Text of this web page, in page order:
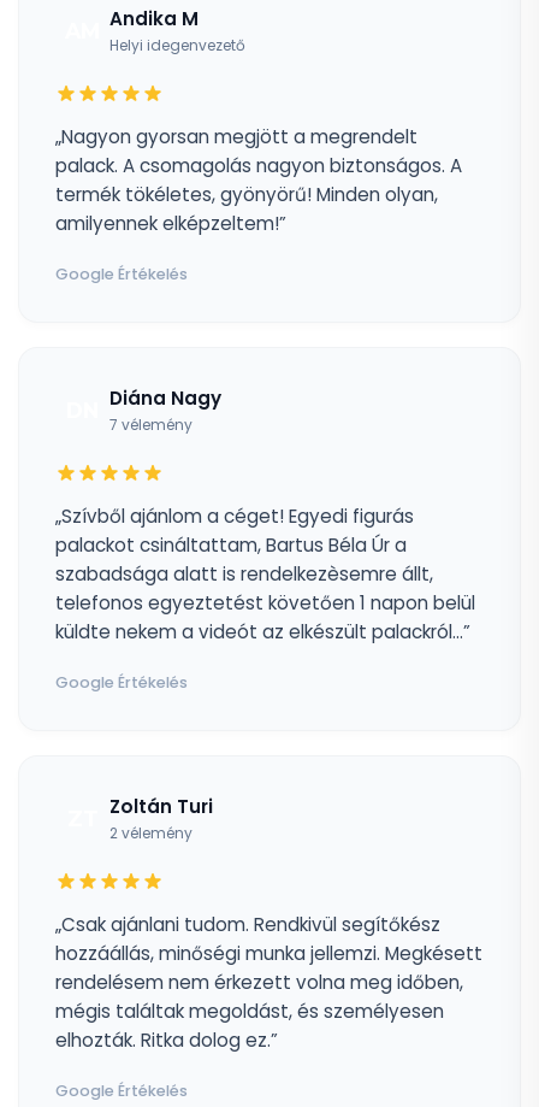
Andika M
Helyi idegenvezető
„Nagyon gyorsan megjött a megrendelt
palack. A csomagolás nagyon biztonságos. A
termék tökéletes, gyönyörű! Minden olyan,
amilyennek elképzeltem!”
Google Értékelés
Diána Nagy
7 vélemény
„Szívből ajánlom a céget! Egyedi figurás
palackot csináltattam, Bartus Béla Úr a
szabadsága alatt is rendelkezèsemre állt,
telefonos egyeztetést követően 1 napon belül
küldte nekem a videót az elkészült palackról...”
Google Értékelés
Zoltán Turi
2 vélemény
„Csak ajánlani tudom. Rendkivül segítőkész
hozzáállás, minőségi munka jellemzi. Megkésett
rendelésem nem érkezett volna meg időben,
mégis találtak megoldást, és személyesen
elhozták. Ritka dolog ez.”
Google Értékelés